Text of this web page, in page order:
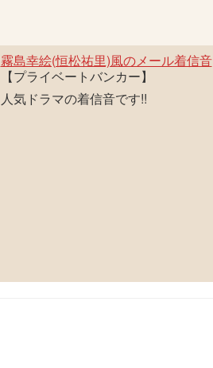
霧島幸絵(恒松祐里)風のメール着信音
【プライベートバンカー】
人気ドラマの着信音です!!